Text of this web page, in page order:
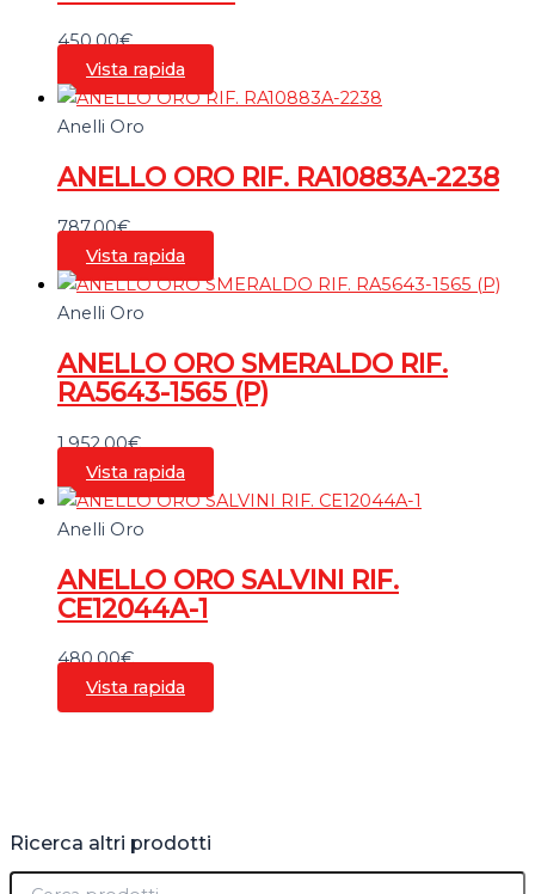
Ricerca altri prodotti
C
450,00€
Vista rapida
Anelli Oro
ANELLO ORO RIF. RA10883A-2238
787,00€
Vista rapida
Anelli Oro
ANELLO ORO SMERALDO RIF.
RA5643-1565 (P)
1.952,00€
Vista rapida
Anelli Oro
ANELLO ORO SALVINI RIF.
CE12044A-1
480,00€
Vista rapida